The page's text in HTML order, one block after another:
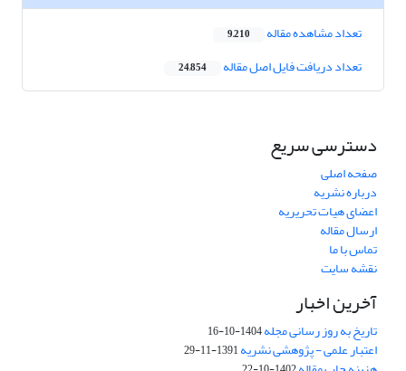
تعداد مشاهده مقاله 9,210
تعداد دریافت فایل اصل مقاله 24,854
دسترسی سریع
صفحه اصلی
درباره نشریه
اعضای هیات تحریریه
ارسال مقاله
تماس با ما
نقشه سایت
آخرین اخبار
تاریخ به روز رسانی مجله1404-10-16
اعتبار علمی - پژوهشی نشریه1391-11-29